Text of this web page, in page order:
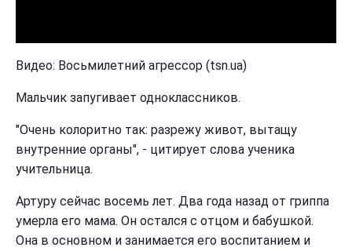
Видео: Восьмилетний агрессор (tsn.ua)
Мальчик запугивает одноклассников.
"Очень колоритно так: разрежу живот, вытащу
внутренние органы", - цитирует слова ученика
учительница.
Артуру сейчас восемь лет. Два года назад от гриппа
умерла его мама. Он остался с отцом и бабушкой.
Она в основном и занимается его воспитанием и